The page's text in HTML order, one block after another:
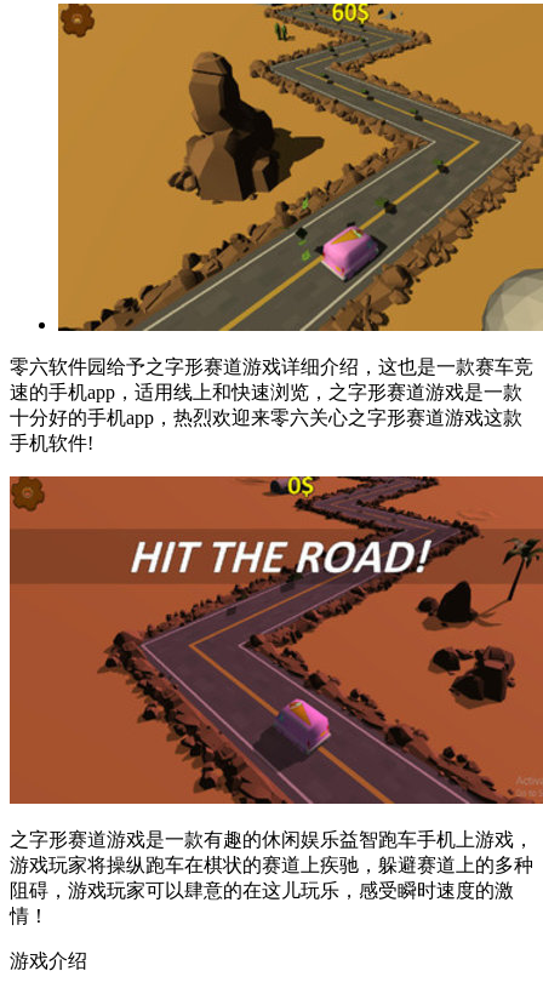
零六软件园给予之字形赛道游戏详细介绍，这也是一款赛车竞
速的手机app，适用线上和快速浏览，之字形赛道游戏是一款
十分好的手机app，热烈欢迎来零六关心之字形赛道游戏这款
手机软件!
之字形赛道游戏是一款有趣的休闲娱乐益智跑车手机上游戏，
游戏玩家将操纵跑车在棋状的赛道上疾驰，躲避赛道上的多种
阻碍，游戏玩家可以肆意的在这儿玩乐，感受瞬时速度的激
情！
游戏介绍